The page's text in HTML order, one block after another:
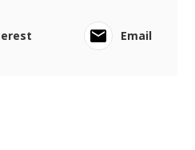
Email